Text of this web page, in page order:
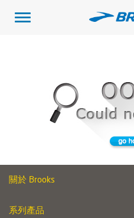
Toggle
關於 Brooks
系列產品